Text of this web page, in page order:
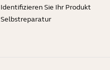
Identifizieren Sie Ihr Produkt
Selbstreparatur